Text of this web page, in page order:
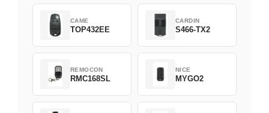
CAME
TOP432EE
CARDIN
S466-TX2
REMOCON
RMC168SL
NICE
MYGO2